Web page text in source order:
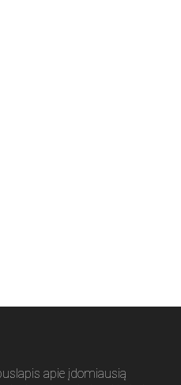
apie įdomiausią